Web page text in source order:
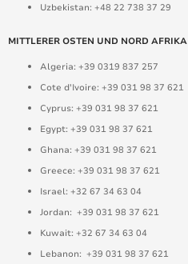
Uzbekistan: +48 22 738 37 29
MITTLERER OSTEN UND NORD AFRIKA
Algeria: +39 0319 837 257
Cote d'Ivoire: +39 031 98 37 621
Cyprus: +39 031 98 37 621
Egypt: +39 031 98 37 621
Ghana: +39 031 98 37 621
Greece: +39 031 98 37 621
Israel: +32 67 34 63 04
Jordan: +39 031 98 37 621
Kuwait: +32 67 34 63 04
Lebanon: +39 031 98 37 621